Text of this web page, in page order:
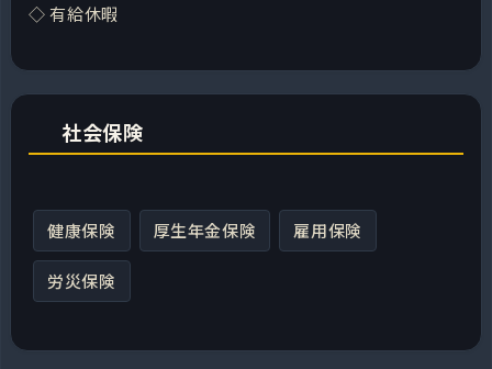
◇ 有給休暇
社会保険
健康保険 厚生年金保険 雇用保険
労災保険